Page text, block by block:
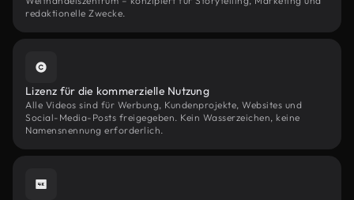
redaktionelle Zwecke.
Lizenz für die kommerzielle Nutzung
Alle Videos sind für Werbung, Kundenprojekte, Websites und
Social-Media-Posts freigegeben. Kein Wasserzeichen, keine
Namensnennung erforderlich.